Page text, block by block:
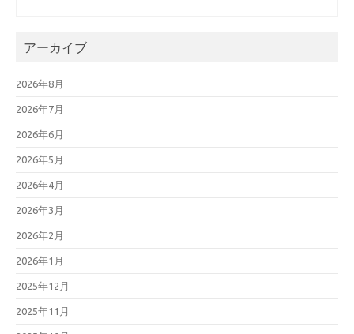
アーカイブ
2026年8月
2026年7月
2026年6月
2026年5月
2026年4月
2026年3月
2026年2月
2026年1月
2025年12月
2025年11月